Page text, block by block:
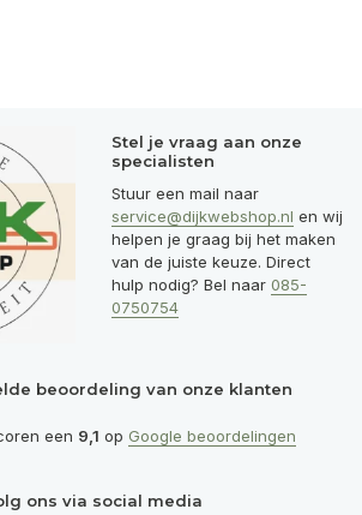
Stel je vraag aan onze
specialisten
Stuur een mail naar
service@dijkwebshop.nl en wij
helpen je graag bij het maken
van de juiste keuze. Direct
hulp nodig? Bel naar 085-
0750754
beoordeling van onze klanten
een 9,1 op Google beoordelingen
ons via social media